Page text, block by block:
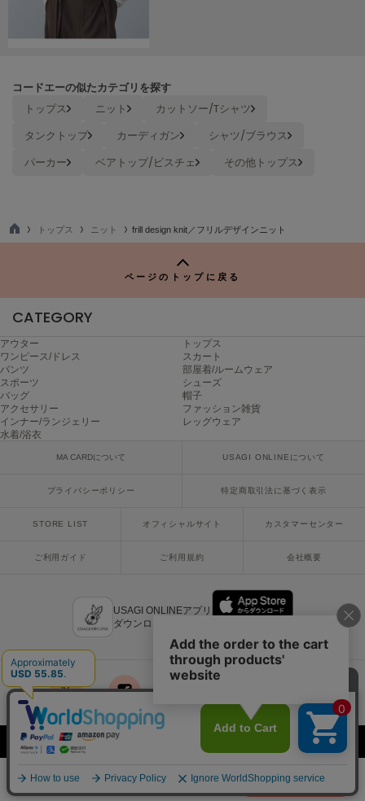
NOWNS
On
ORGUE
PATRICK
パトリック
Philly chocolate
フィリーチョコレート
sanrio house
サンリオハウス
SESAME STREET MARKET
セサミストリートマーケット
SHAKA
シャカ
コードエーの似たカテゴリを探す
トップス ニット
カットソー/Tシャツ
タンクトップ
カーディガン
シャツ/ブラウス
パーカー
ベアトップ/ビスチェ その他トップス
¥8,800 税込 カートに入れる
TO
トップス ニット frill design knit／フリルデザインニット
ページのトップに戻る
CATEGORY
アウター
トップス
ワンピース/ドレス
スカート
パンツ
部屋着/ルームウェア
スポーツ
シューズ
バッグ
帽子
アクセサリー
ファッション雑貨
インナー/ランジェリー
レッグウェア
水着/浴衣
MA CARDについて USAGI ONLINEについて
プライバシーポリシー 特定商取引法に基づく表示
STORE LIST オフィシャルサイト カスタマーセンター
ご利用ガイド ご利用規約 会社概要
USAGI ONLINEアプリ
ダウンロードはこちら
x facebook LINE mail
Copyright © 2018 Usagi Online Co.,Ltd. All Rights Reserved.